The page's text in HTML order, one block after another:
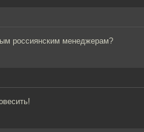
россиянским менеджерам?